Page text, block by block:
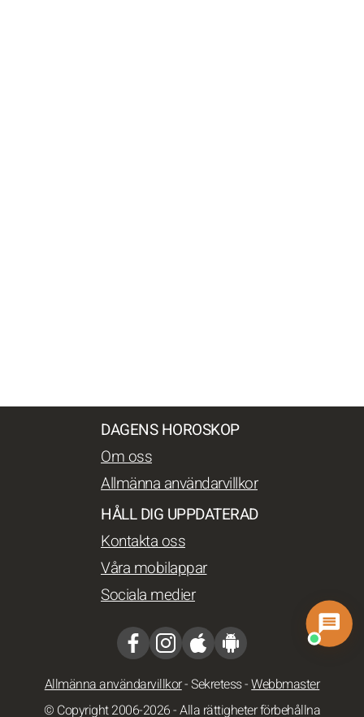
DAGENS HOROSKOP
Om oss
Allmänna användarvillkor
HÅLL DIG UPPDATERAD
Kontakta oss
Våra mobilappar
Sociala medier
Allmänna användarvillkor-Sekretess-Webbmaster
© Copyright 2006-2026 - Alla rättigheter förbehållna